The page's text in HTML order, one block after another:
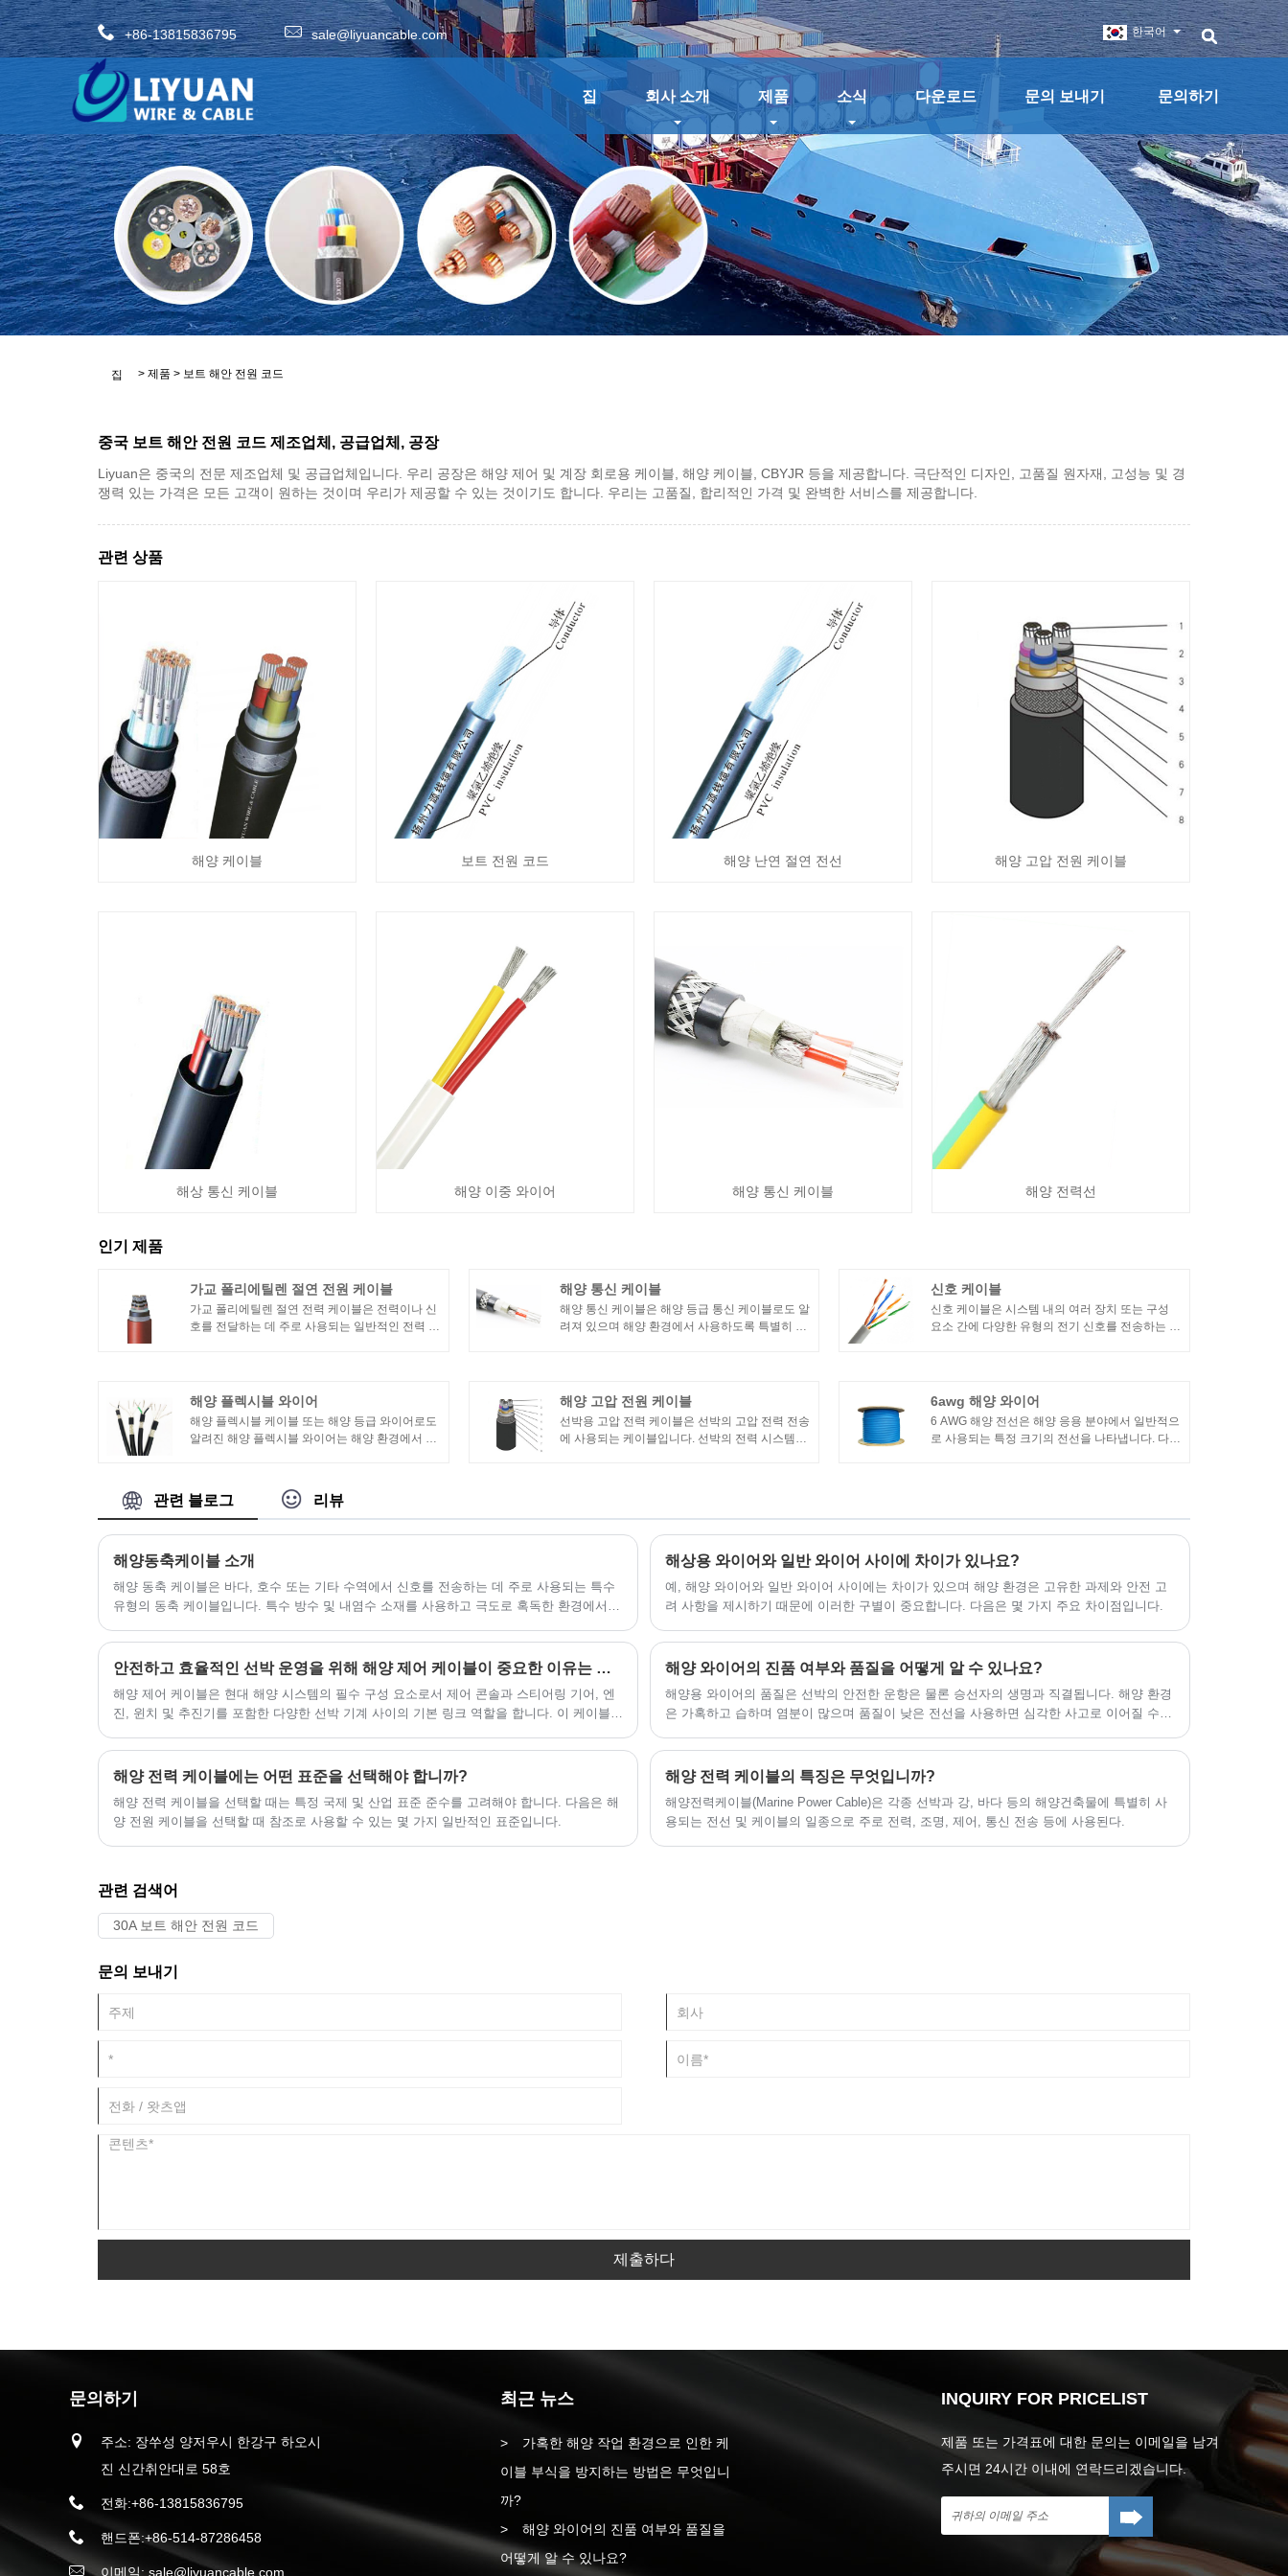
한국어
+86-13815836795 sale@liyuancable.com
집 회사 소개 제품 소식 다운로드 문의 보내기 문의하기
집 > 제품 > 보트 해안 전원 코드
중국 보트 해안 전원 코드 제조업체, 공급업체, 공장
Liyuan은 중국의 전문 제조업체 및 공급업체입니다. 우리 공장은 해양 제어 및 계장 회로용 케이블, 해양 케이블, CBYJR 등을 제공합니다. 극단적인 디자인, 고품질 원자재, 고성능 및 경
쟁력 있는 가격은 모든 고객이 원하는 것이며 우리가 제공할 수 있는 것이기도 합니다. 우리는 고품질, 합리적인 가격 및 완벽한 서비스를 제공합니다.
관련 상품
해양 케이블 보트 전원 코드 해양 난연 절연 전선 해양 고압 전원 케이블
해상 통신 케이블 해양 이중 와이어 해양 통신 케이블 해양 전력선
인기 제품
가교 폴리에틸렌 절연 전원 케이블
가교 폴리에틸렌 절연 전력 케이블은 전력이나 신
호를 전달하는 데 주로 사용되는 일반적인 전력 케
해양 통신 케이블
​해양 통신 케이블은 해양 등급 통신 케이블로도 알
려져 있으며 해양 환경에서 사용하도록 특별히 설
신호 케이블
신호 케이블은 시스템 내의 여러 장치 또는 구성
요소 간에 다양한 유형의 전기 신호를 전송하는 데
습니다.
해양 플렉시블 와이어
해양 플렉시블 케이블 또는 해양 등급 와이어로도
알려진 해양 플렉시블 와이어는 해양 환경에서 사
해양 고압 전원 케이블
선박용 고압 전력 케이블은 선박의 고압 전력 전송
에 사용되는 케이블입니다. 선박의 전력 시스템은
6awg 해양 와이어
6 AWG 해양 전선은 해양 응용 분야에서 일반적으
로 사용되는 특정 크기의 전선을 나타냅니다. 다음
관련 블로그 리뷰
해양동축케이블 소개
해양 동축 케이블은 바다, 호수 또는 기타 수역에서 신호를 전송하는 데 주로 사용되는 특수
유형의 동축 케이블입니다. 특수 방수 및 내염수 소재를 사용하고 극도로 혹독한 환경에서도
해상용 와이어와 일반 와이어 사이에 차이가 있나요?
​예, 해양 와이어와 일반 와이어 사이에는 차이가 있으며 해양 환경은 고유한 과제와 안전 고
려 사항을 제시하기 때문에 이러한 구별이 중요합니다. 다음은 몇 가지 주요 차이점입니다.
안전하고 효율적인 선박 운영을 위해 해양 제어 케이블이 중요한 이유는 무엇입니까?
해양 제어 케이블은 현대 해양 시스템의 필수 구성 요소로서 제어 콘솔과 스티어링 기어, 엔
진, 윈치 및 추진기를 포함한 다양한 선박 기계 사이의 기본 링크 역할을 합니다. 이 케이블은
활하며 정밀한 제어를 제공하도록 설계되었습니다. 안전, 효율성 및 장기적인 성능을 추구하
는 조선소, 운영자 및 유지 보수 전문가에게는 구조, 기능 및 응용 프로그램을 이해하는 것이
해양 와이어의 진품 여부와 품질을 어떻게 알 수 있나요?
해양용 와이어의 품질은 선박의 안전한 운항은 물론 승선자의 생명과 직결됩니다. 해양 환경
은 가혹하고 습하며 염분이 많으며 품질이 낮은 전선을 사용하면 심각한 사고로 이어질 수
에는 부족합니다. 체계적이고 주의 깊게 조사하며 경험에 의존해야 합니다. 직관에만 의존하
는 것만으로는 충분하지 않습니다.
해양 전력 케이블에는 어떤 표준을 선택해야 합니까?
​해양 전력 케이블을 선택할 때는 특정 국제 및 산업 표준 준수를 고려해야 합니다. 다음은 해
양 전원 케이블을 선택할 때 참조로 사용할 수 있는 몇 가지 일반적인 표준입니다.
해양 전력 케이블의 특징은 무엇입니까?
해양전력케이블(Marine Power Cable)은 각종 선박과 강, 바다 등의 해양건축물에 특별히 사
용되는 전선 및 케이블의 일종으로 주로 전력, 조명, 제어, 통신 전송 등에 사용된다.
관련 검색어
30A 보트 해안 전원 코드
문의 보내기
제출하다
문의하기
주소: 장쑤성 양저우시 한강구 하오시
진 신간취안대로 58호
전화:+86-13815836795
핸드폰:+86-514-87286458
이메일: sale@liyuancable.com
INQUIRY FOR PRICELIST
제품 또는 가격표에 대한 문의는 이메일을 남겨
주시면 24시간 이내에 연락드리겠습니다.
최근 뉴스
가혹한 해양 작업 환경으로 인한 케
이블 부식을 방지하는 방법은 무엇입니
까?
해양 와이어의 진품 여부와 품질을
어떻게 알 수 있나요?